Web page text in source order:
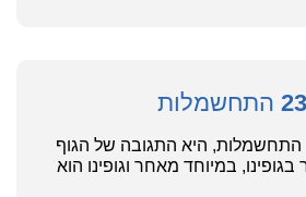
התחשמלות
התחשמלות, היא התגובה של הגוף
במיוחד מאחר וגופינו הוא